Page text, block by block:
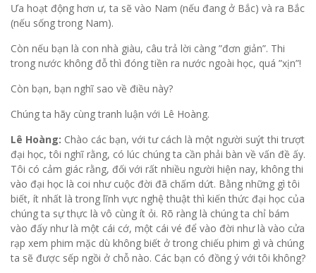
Ưa hoạt động hơn ư, ta sẽ vào Nam (nếu đang ở Bắc) và ra Bắc
(nếu sống trong Nam).
Còn nếu bạn là con nhà giàu, câu trả lời càng ”đơn giản”. Thi
trong nước không đỗ thì đóng tiền ra nước ngoài học, quá ”xịn”!
Còn bạn, bạn nghĩ sao về điều này?
Chúng ta hãy cùng tranh luận với Lê Hoàng.
Lê Hoàng: Chào các bạn, với tư cách là một người suýt thi trượt
đại học, tôi nghĩ rằng, có lúc chúng ta cần phải bàn về vấn đề ấy.
Tôi có cảm giác rằng, đối với rất nhiều người hiện nay, không thi
vào đại học là coi như cuộc đời đã chấm dứt. Bằng những gì tôi
biết, ít nhất là trong lĩnh vực nghệ thuật thì kiến thức đại học của
chúng ta sự thực là vô cùng ít ỏi. Rõ ràng là chúng ta chỉ bám
vào đấy như là một cái cớ, một cái vé để vào đời như là vào cửa
rạp xem phim mặc dù không biết ở trong chiếu phim gì và chúng
ta sẽ được sếp ngồi ở chỗ nào. Các bạn có đồng ý với tôi không?